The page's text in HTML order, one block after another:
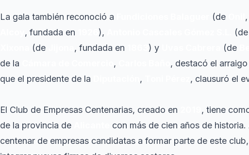
La gala también reconoció a (de
, fundada en ), (de
(de , fundada en ) y (de
de la
,
, destacó el
que el presidente de la
, , clausuró el
El Club de Empresas Centenarias, creado en
, tiene
de la provincia de
con más de cien años de
centenar de empresas candidatas a formar parte de este